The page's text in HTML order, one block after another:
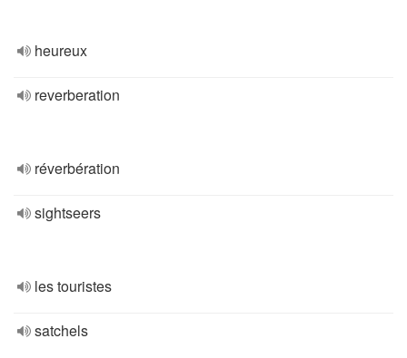
heureux
reverberation
réverbération
sightseers
les touristes
satchels